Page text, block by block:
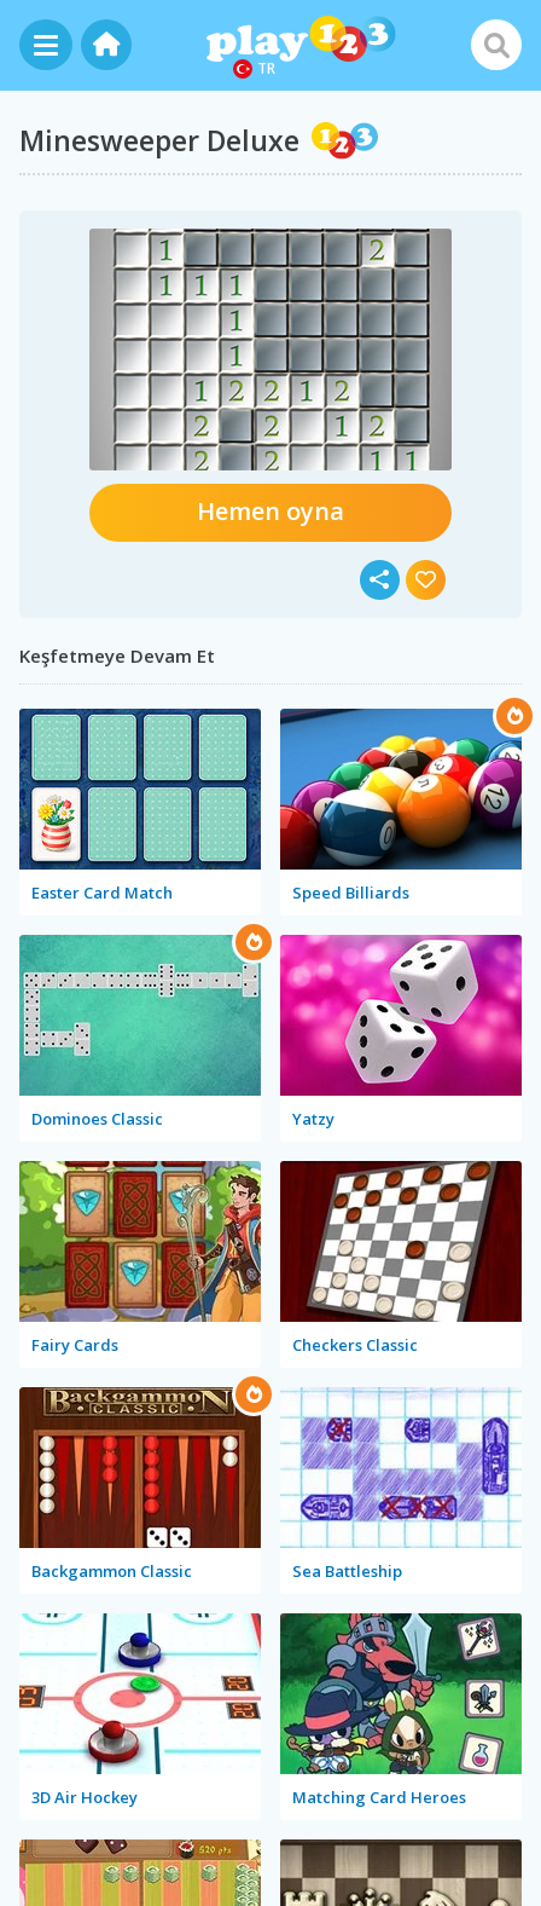
TR
Minesweeper Deluxe
Hemen oyna
Keşfetmeye Devam Et
Easter Card Match Speed Billiards
Dominoes Classic Yatzy
Fairy Cards Checkers Classic
Backgammon Classic Sea Battleship
3D Air Hockey Matching Card Heroes